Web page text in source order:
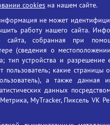
cookies на нашем сайте.
не может
работу нашего сайта.
сайта, собранная при
(сведения о
тип устройства и разрешение
пользователь; какие страницы
а также данная
данных
MyTracker, Пиксель VK